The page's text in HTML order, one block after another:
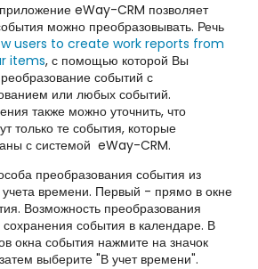
eWay-CRM позволяет
можно преобразовывать. Речь
users to create work reports from
items, с помощью которой Вы
событий с
или любых событий.
также можно уточнить, что
только те события, которые
с системой eWay-CRM.
преобразования события из
учета времени. Первый - прямо в окне
Возможность преобразования
сохранения события в календаре. В
окна события нажмите на значок
выберите "В учет времени".